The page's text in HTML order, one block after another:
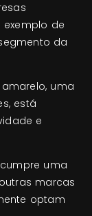
exemplo de
da
uma
está
e
uma
marcas
optam